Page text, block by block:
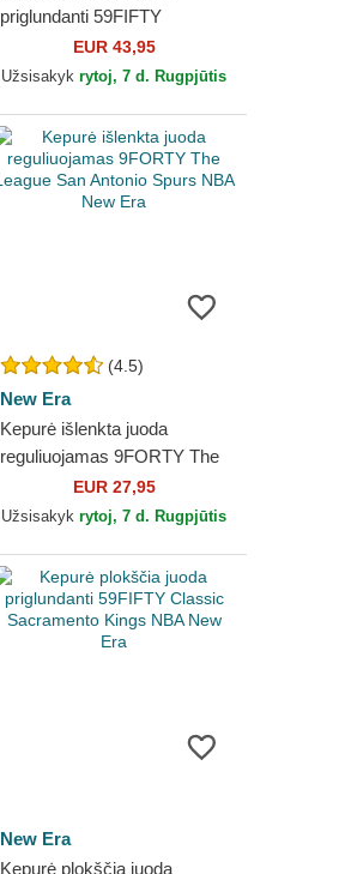
priglundanti 59FIFTY
Statement Boston Celtics
NBA New Era
EUR 43,95
Užsisakykrytoj, 7 d. Rugpjūtis
(4.5)
New Era
Kepurė išlenkta juoda
reguliuojamas 9FORTY The
League San Antonio Spurs
NBA New Era
EUR 27,95
Užsisakykrytoj, 7 d. Rugpjūtis
New Era
Kepurė plokščia juoda